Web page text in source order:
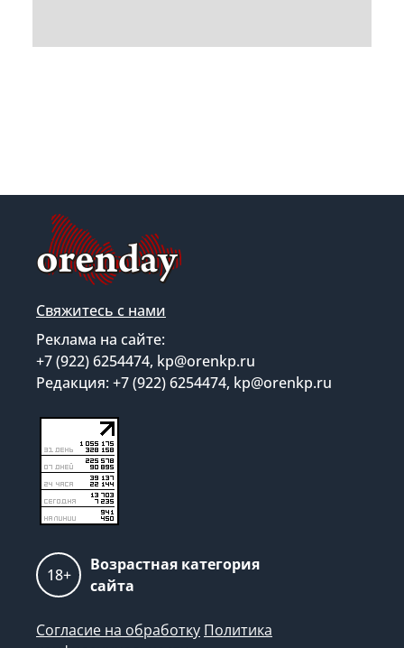
Свяжитесь с нами
Реклама на сайте:
+7 (922) 6254474, kp@orenkp.ru
Редакция: +7 (922) 6254474, kp@orenkp.ru
18+
Возрастная категория
сайта
Согласие на обработку Политика